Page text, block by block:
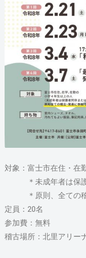
対象：富士市在住・在
＊未成年者は保護
＊原則、全ての稽
定員：20名
参加費：無料
稽古場所：北里アリー